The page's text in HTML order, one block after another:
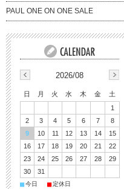
PAUL ONE ON ONE SALE
2026/08
日 月 火 水 木 金
土
1
2
3 4 5 6 7
8
9
10 11 12 13 14
15
16
17 18 19 20 21
22
23
24 25 26 27 28
29
30
31
■今日 ■定休日